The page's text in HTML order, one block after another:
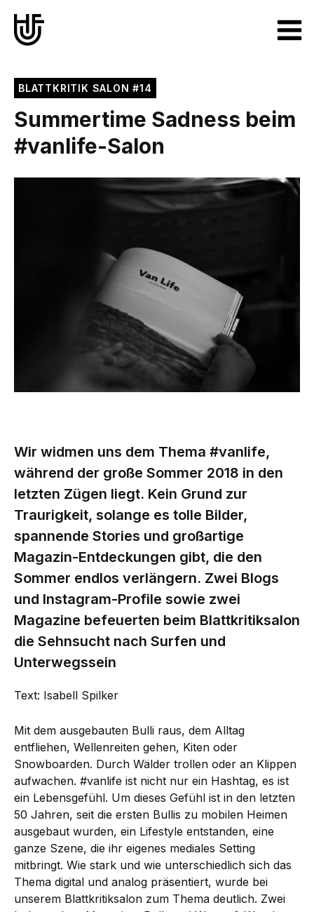
Zum
Inhalt
BLATTKRITIK SALON #14
Summertime Sadness beim
#vanlife-Salon
Wir widmen uns dem Thema #vanlife,
während der große Sommer 2018 in den
letzten Zügen liegt. Kein Grund zur
Traurigkeit, solange es tolle Bilder,
spannende Stories und großartige
Magazin-Entdeckungen gibt, die den
Sommer endlos verlängern. Zwei Blogs
und Instagram-Profile sowie zwei
Magazine befeuerten beim Blattkritiksalon
die Sehnsucht nach Surfen und
Unterwegssein
Text: Isabell Spilker
Mit dem ausgebauten Bulli raus, dem Alltag
entfliehen, Wellenreiten gehen, Kiten oder
Snowboarden. Durch Wälder trollen oder an Klippen
aufwachen. #vanlife ist nicht nur ein Hashtag, es ist
ein Lebensgefühl. Um dieses Gefühl ist in den letzten
50 Jahren, seit die ersten Bullis zu mobilen Heimen
ausgebaut wurden, ein Lifestyle entstanden, eine
ganze Szene, die ihr eigenes mediales Setting
mitbringt. Wie stark und wie unterschiedlich sich das
Thema digital und analog präsentiert, wurde bei
unserem Blattkritiksalon zum Thema deutlich. Zwei